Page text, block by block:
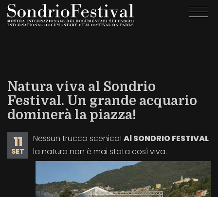
Salta
Natura viva al Sondrio
Festival. Un grande acquario
dominerà la piazza!
11
SET
Nessun trucco scenico! Al SONDRIO FESTIVAL
la natura non è mai stata così viva.